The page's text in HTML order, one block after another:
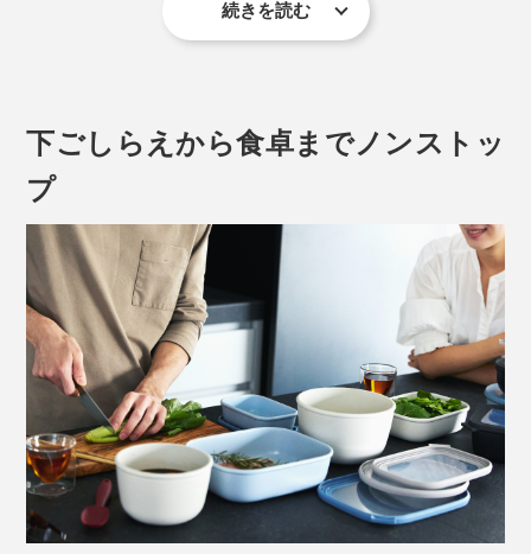
現在ピンクとグリーンの取扱はございません
固形物だけでなく、煮物・スープなど汁気が多いものも
安心して保存でき、どんな料理・食材にも万能。
続きを読む
下ごしらえから食卓までノンストッ
プ